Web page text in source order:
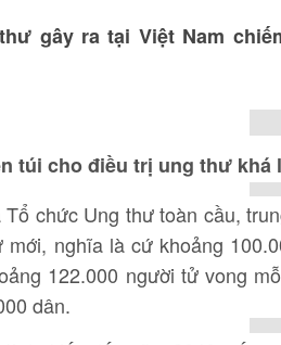
gây ra tại Việt Nam
túi cho điều trị ung thư khá
chức Ung thư toàn cầu,
mới, nghĩa là cứ khoảng
122.000 người tử vong
dân.